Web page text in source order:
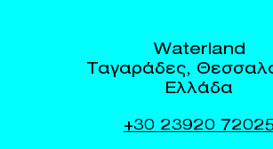
Waterland
Ταγαράδες,
Ελλάδα
+30 23920 72025